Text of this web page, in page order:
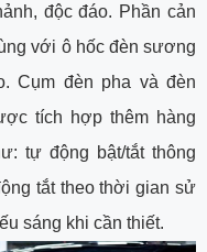
độc đáo. Phần cản
với ô hốc đèn sương
Cụm đèn pha và đèn
tích hợp thêm hàng
tự động bật/tắt thông
tắt theo thời gian sử
sáng khi cần thiết.